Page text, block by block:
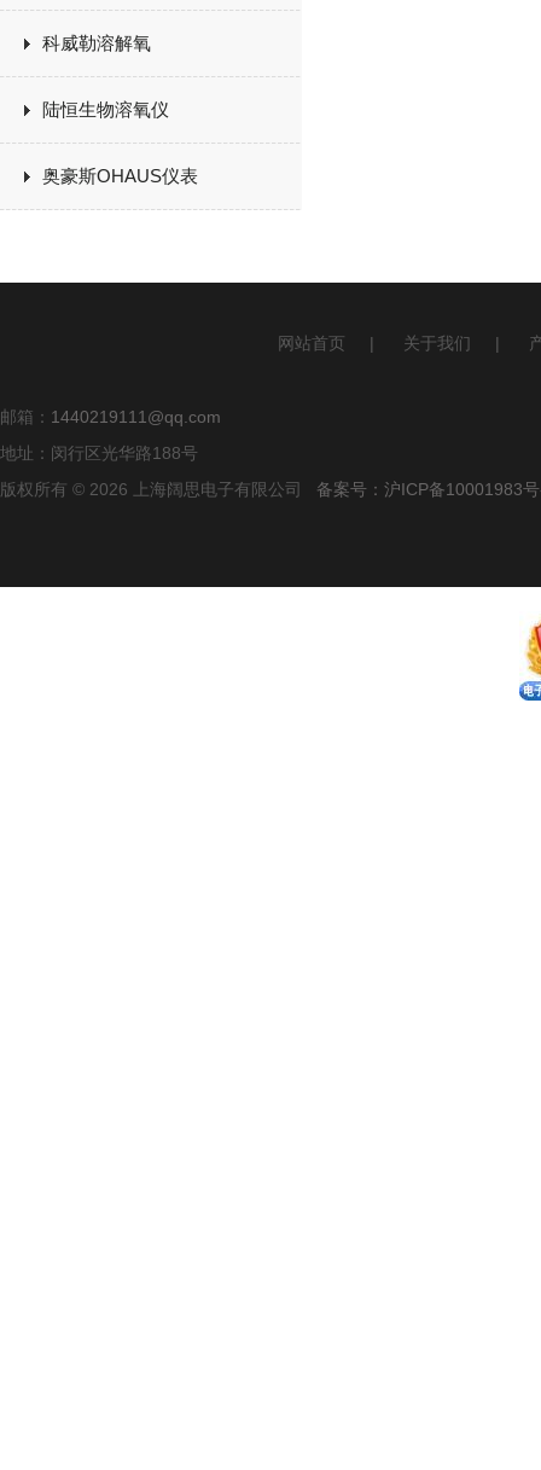
科威勒溶解氧
陆恒生物溶氧仪
奥豪斯OHAUS仪表
网站首页 | 关于我们 |
邮箱： 1440219111@qq.com
地址：闵行区光华路188号
版权所有 © 2026 上海阔思电子有限公司 备案号：沪ICP备10001983